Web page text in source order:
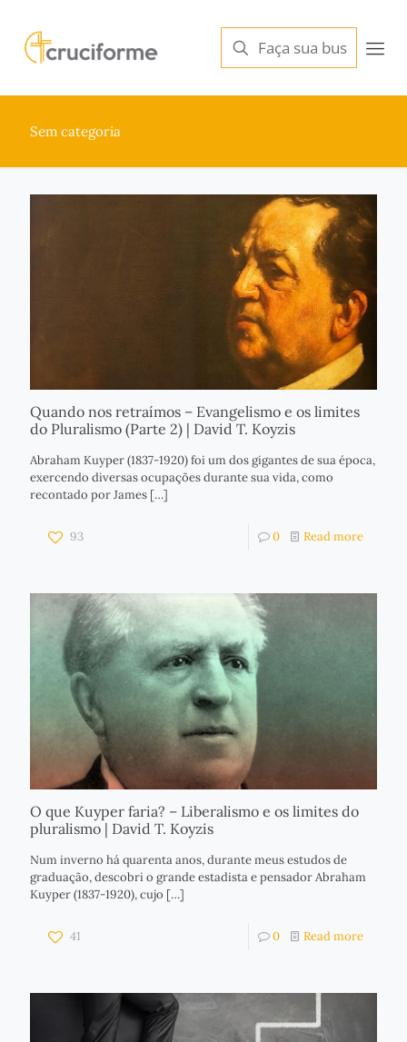
Sem categoria
Quando nos retraímos – Evangelismo e os limites
do Pluralismo (Parte 2) | David T. Koyzis
Abraham Kuyper (1837-1920) foi um dos gigantes de sua época,
exercendo diversas ocupações durante sua vida, como
recontado por James […]
93 0 Read more
O que Kuyper faria? – Liberalismo e os limites do
pluralismo | David T. Koyzis
Num inverno há quarenta anos, durante meus estudos de
graduação, descobri o grande estadista e pensador Abraham
Kuyper (1837-1920), cujo […]
41 0 Read more